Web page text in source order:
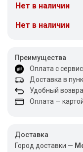
Нет в наличии
Нет в наличии
Преимущества
Оплата с
Доставка в
Удобный
Оплата —
Доставка
Город доставки —